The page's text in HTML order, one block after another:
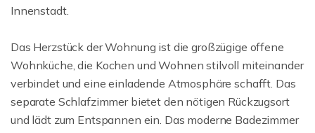
Innenstadt.
Das Herzstück der Wohnung ist die großzügige offene
Wohnküche, die Kochen und Wohnen stilvoll miteinander
verbindet und eine einladende Atmosphäre schafft. Das
separate Schlafzimmer bietet den nötigen Rückzugsort
und lädt zum Entspannen ein. Das moderne Badezimmer